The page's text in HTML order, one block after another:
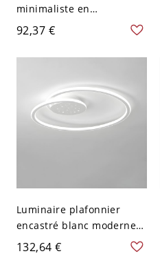
minimaliste en
aluminium, montage au
plafond, 110V-120V, 47,5"
92,37 €
Luminaire plafonnier
encastré blanc moderne
géométrique à LED avec
132,64 €